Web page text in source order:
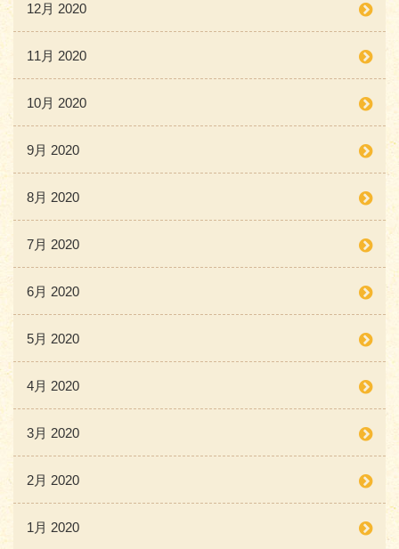
12月 2020
11月 2020
10月 2020
9月 2020
8月 2020
7月 2020
6月 2020
5月 2020
4月 2020
3月 2020
2月 2020
1月 2020